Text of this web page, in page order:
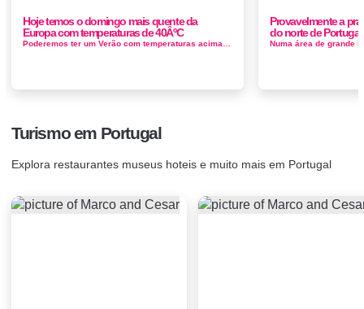
Hoje temos o domingo mais quente da
Europa com temperaturas de 40ÂºC
Provavelmente a
do norte de Portugal
Turismo em Portugal
Explora restaurantes museus hoteis e muito mais em Portugal